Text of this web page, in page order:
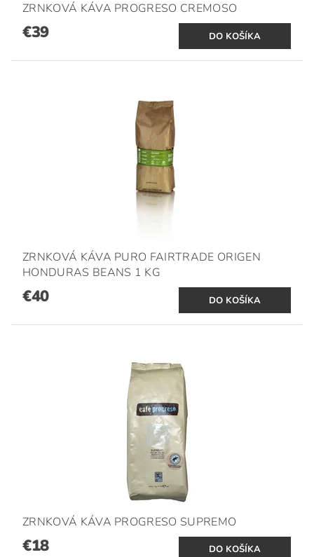
ZRNKOVÁ KÁVA PROGRESO CREMOSO
€39
ZRNKOVÁ KÁVA PURO FAIRTRADE ORIGEN
HONDURAS BEANS 1 KG
€40
ZRNKOVÁ KÁVA PROGRESO SUPREMO
€18